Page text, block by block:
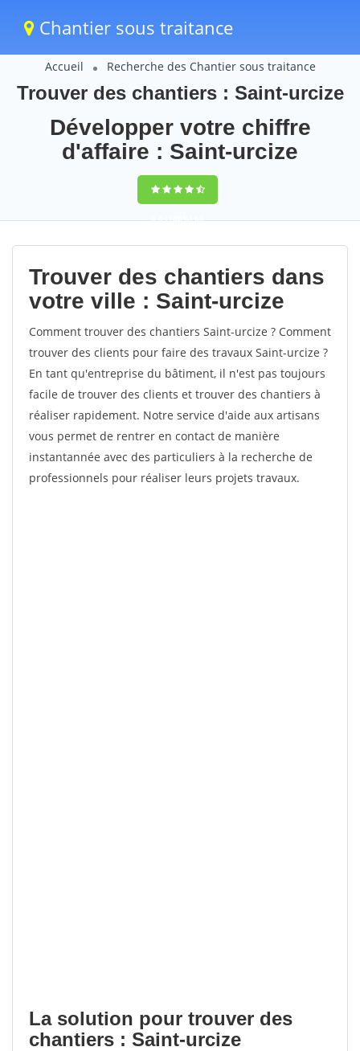
Chantier sous traitance
Accueil Recherche des Chantier sous traitance
Trouver des chantiers : Saint-urcize
Développer votre chiffre
d'affaire : Saint-urcize
9,5(100%)65
votes
Trouver des chantiers dans
votre ville : Saint-urcize
Comment trouver des chantiers Saint-urcize ? Comment
trouver des clients pour faire des travaux Saint-urcize ?
En tant qu'entreprise du bâtiment, il n'est pas toujours
facile de trouver des clients et trouver des chantiers à
réaliser rapidement. Notre service d'aide aux artisans
vous permet de rentrer en contact de manière
instantannée avec des particuliers à la recherche de
professionnels pour réaliser leurs projets travaux.
La solution pour trouver des
chantiers : Saint-urcize